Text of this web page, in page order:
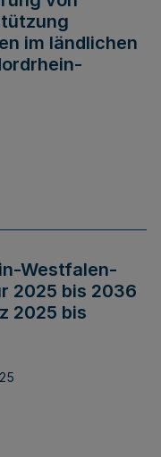
im ländlichen
Westfalen-
2025 bis 2036
2025 bis